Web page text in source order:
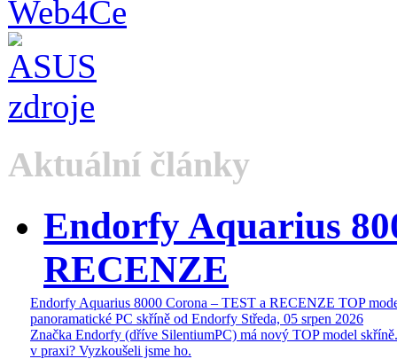
Aktuální články
Endorfy Aquarius
RECENZE
Endorfy Aquarius 8000 Corona – TEST a RECENZE TOP
panoramatické PC skříně od Endorfy Středa, 05 srpen 2026
Značka Endorfy (dříve SilentiumPC) má nový TOP model
v praxi? Vyzkoušeli jsme ho.